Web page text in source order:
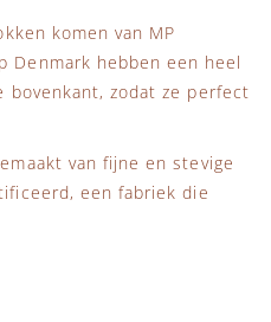
komen van MP
Denmark hebben een heel
bovenkant, zodat ze perfect
van fijne en stevige
een fabriek die